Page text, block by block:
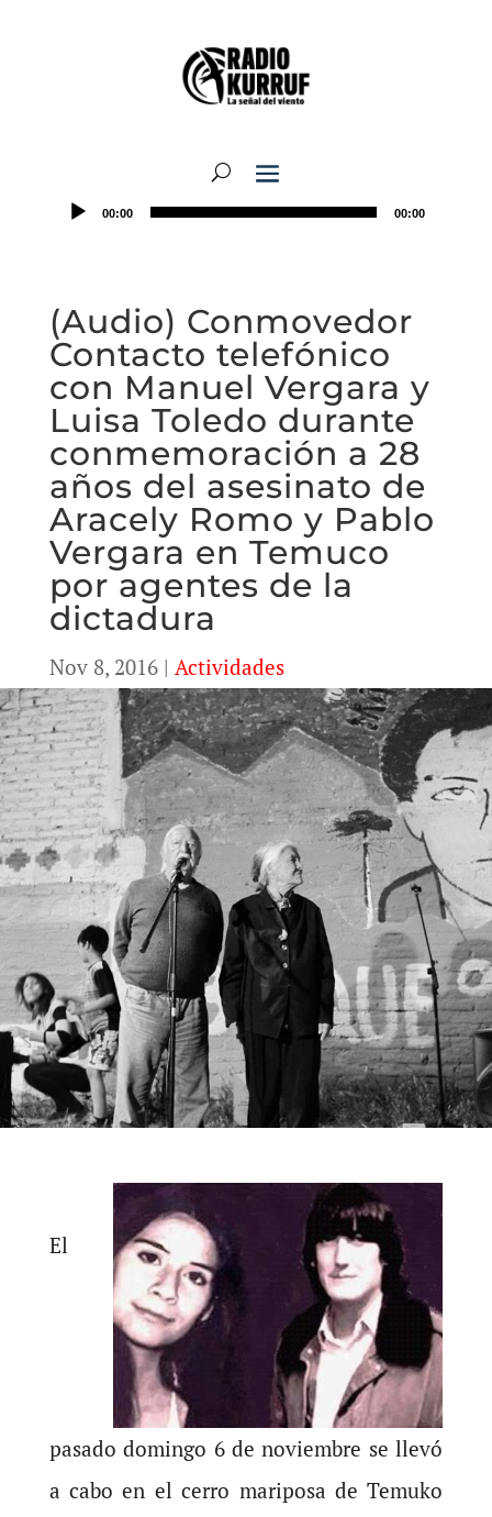
00:00 00:00
(Audio) Conmovedor
Contacto telefónico
con Manuel Vergara y
Luisa Toledo durante
conmemoración a 28
años del asesinato de
Aracely Romo y Pablo
Vergara en Temuco
por agentes de la
dictadura
Nov 8, 2016| Actividades
El
pasado domingo 6 de noviembre se llevó
a cabo en el cerro mariposa de Temuko